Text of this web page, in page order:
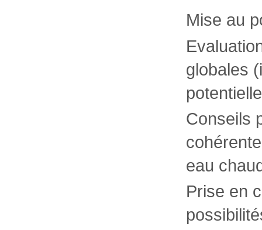
Mise au
globales
Conseils
eau
Prise en